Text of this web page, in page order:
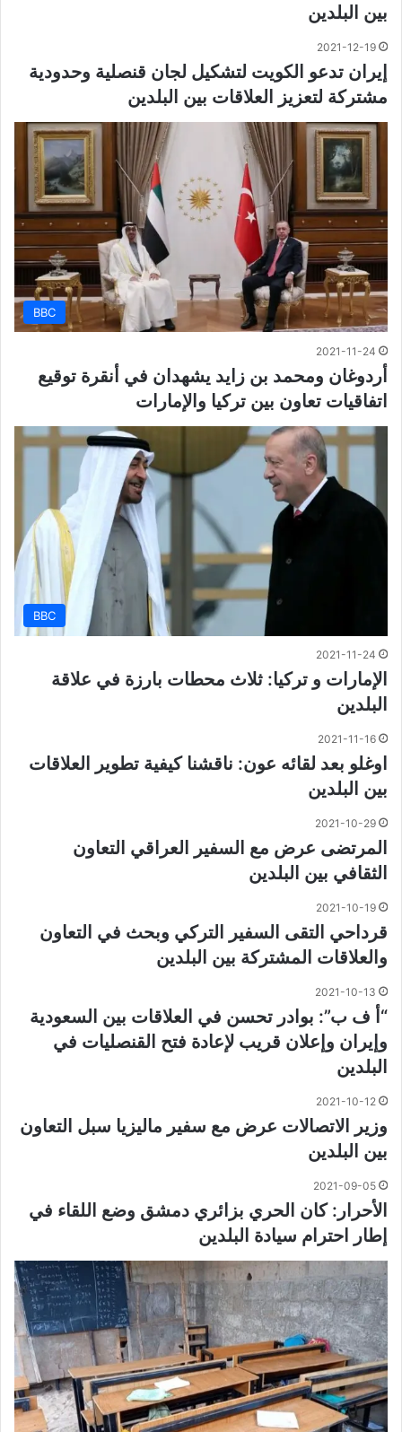
بين البلدين
2021-12-19
إيران تدعو الكويت لتشكيل لجان قنصلية وحدودية
مشتركة لتعزيز العلاقات بين البلدين
BBC
2021-11-24
أردوغان ومحمد بن زايد يشهدان في أنقرة توقيع
اتفاقيات تعاون بين تركيا والإمارات
BBC
2021-11-24
الإمارات و تركيا: ثلاث محطات بارزة في علاقة
البلدين
2021-11-16
اوغلو بعد لقائه عون: ناقشنا كيفية تطوير العلاقات
بين البلدين
2021-10-29
المرتضى عرض مع السفير العراقي التعاون
الثقافي بين البلدين
2021-10-19
قرداحي التقى السفير التركي وبحث في التعاون
والعلاقات المشتركة بين البلدين
2021-10-13
“أ ف ب”: بوادر تحسن في العلاقات بين السعودية
وإيران وإعلان قريب لإعادة فتح القنصليات في
البلدين
2021-10-12
وزير الاتصالات عرض مع سفير ماليزيا سبل التعاون
بين البلدين
2021-09-05
الأحرار: كان الحري بزائري دمشق وضع اللقاء في
إطار احترام سيادة البلدين